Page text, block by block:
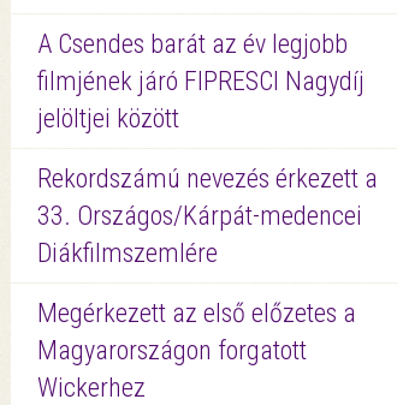
A Csendes barát az év legjobb
filmjének járó FIPRESCI Nagydíj
jelöltjei között
Rekordszámú nevezés érkezett a
33. Országos/Kárpát-medencei
Diákfilmszemlére
Megérkezett az első előzetes a
Magyarországon forgatott
Wickerhez